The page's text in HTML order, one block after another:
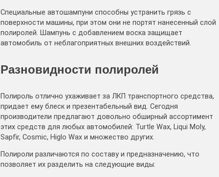
Специальные автошампуни способны устранить грязь с
поверхности машины, при этом они не портят нанесенный слой
полиролей. Шампунь с добавлением воска защищает
автомобиль от неблагоприятных внешних воздействий.
Разновидности полиролей
Полироль отлично ухаживает за ЛКП транспортного средства,
придает ему блеск и презентабельный вид. Сегодня
производители предлагают довольно обширный ассортимент
этих средств для любых автомобилей: Turtle Wax, Liqui Moly,
Sapfir, Cosmic, Higlo Wax и множество других.
Полироли различаются по составу и предназначению, что
позволяет их разделить на следующие виды: